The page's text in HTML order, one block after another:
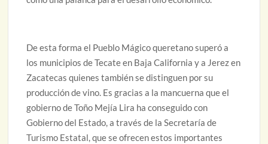
De esta forma el Pueblo Mágico queretano superó a
los municipios de Tecate en Baja California y a Jerez en
Zacatecas quienes también se distinguen por su
producción de vino. Es gracias a la mancuerna que el
gobierno de Toño Mejía Lira ha conseguido con
Gobierno del Estado, a través de la Secretaría de
Turismo Estatal, que se ofrecen estos importantes